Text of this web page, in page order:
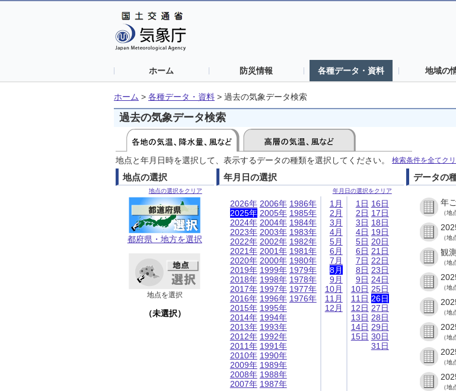
ホーム 防災情報 各種データ・資料 地域の
ホーム > 各種データ・資料 > 過去の気象データ検索
過去の気象データ検索
地点と年月日時を選択して、表示するデータの種類を選択してください。 検索条件を全てク
地点の選択
地点の選択をクリア
都府県・地方を選択
地点を選択
（未選択）
年月日の選択
年月日の選択をクリア
2026年
2025年
2024年
2023年
2022年
2021年
2020年
2019年
2018年
2017年
2016年
2015年
2014年
2013年
2012年
2011年
2010年
2009年
2008年
2007年
2006年
2005年
2004年
2003年
2002年
2001年
2000年
1999年
1998年
1997年
1996年
1995年
1994年
1993年
1992年
1991年
1990年
1989年
1988年
1987年
1986年
1985年
1984年
1983年
1982年
1981年
1980年
1979年
1978年
1977年
1976年
1月
2月
3月
4月
5月
6月
7月
8月
9月
10月
11月
12月
1日
2日
3日
4日
5日
6日
7日
8日
9日
10日
11日
12日
13日
14日
15日
16日
17日
18日
19日
20日
21日
22日
23日
24日
25日
26日
27日
28日
29日
30日
31日
データの
年
（地
（地
観
（地
（地
（地
（地
（地
（地